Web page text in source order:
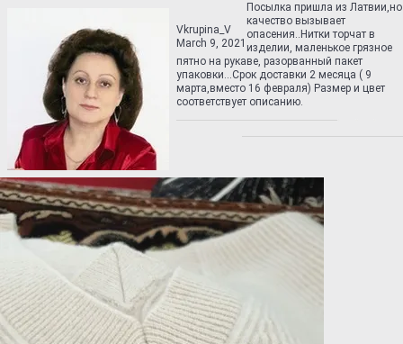
Vkrupina_V
March 9, 2021
Посылка пришла из Латвии,но
качество вызывает
опасения..Нитки торчат в
изделии, маленькое грязное
пятно на рукаве, разорванный пакет
упаковки...Срок доставки 2 месяца ( 9
марта,вместо 16 февраля) Размер и цвет
соответствует описанию.